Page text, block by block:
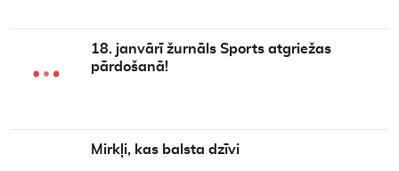
18. janvārī žurnāls Sports atgriežas
pārdošanā!
Mirkļi, kas balsta dzīvi